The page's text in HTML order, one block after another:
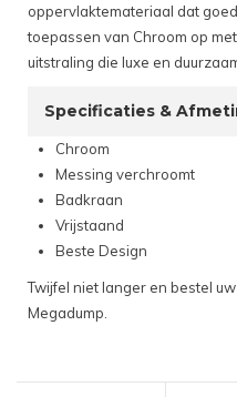
oppervlaktemateriaal dat
toepassen van Chroom op
uitstraling die luxe en
Specificaties &
Chroom
Messing verchroomt
Badkraan
Vrijstaand
Beste Design
Twijfel niet langer en bestel
Megadump.